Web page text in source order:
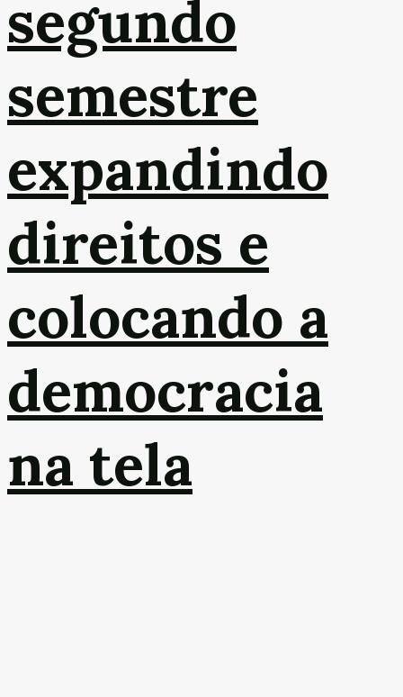
segundo
semestre
expandindo
direitos e
colocando a
democracia
na tela